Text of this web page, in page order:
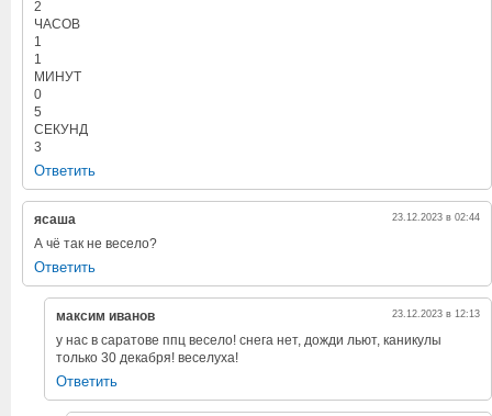
2
ЧАСОВ
1
1
МИНУТ
0
5
СЕКУНД
3
Ответить
ясаша 23.12.2023 в 02:44
А чё так не весело?
Ответить
максим иванов 23.12.2023 в 12:13
у нас в саратове ппц весело! снега нет, дожди льют, каникулы
только 30 декабря! веселуха!
Ответить